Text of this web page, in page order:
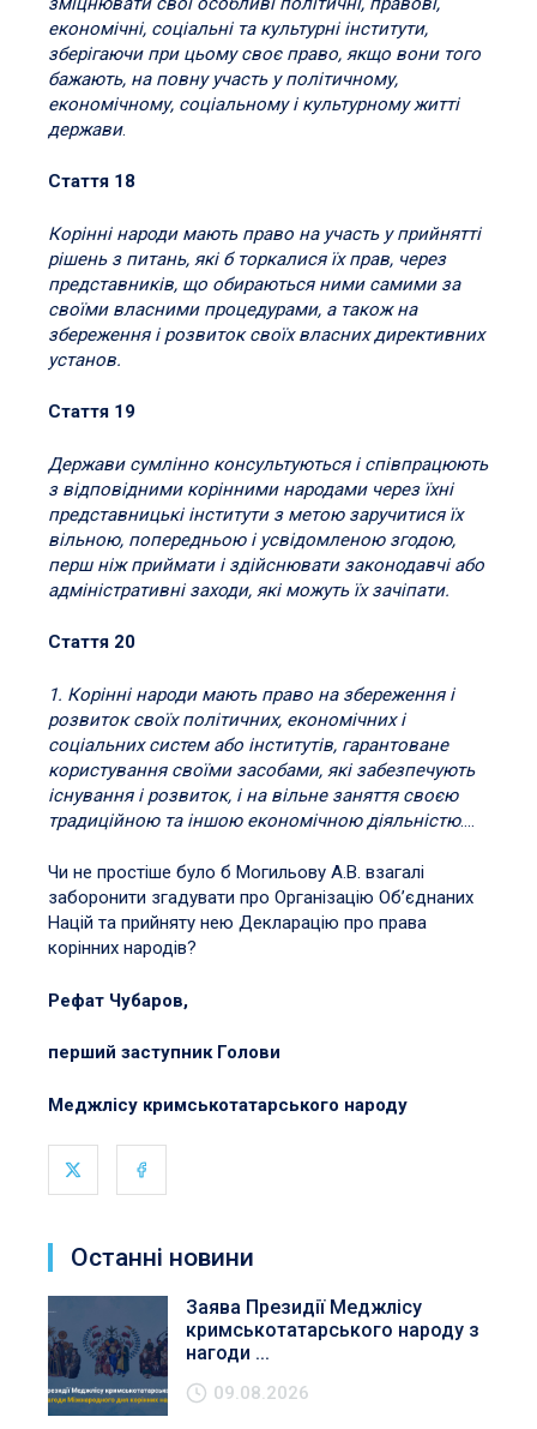
економічні, соціальні та культурні інститути,
зберігаючи при цьому своє право, якщо вони того
бажають, на повну участь у політичному,
економічному, соціальному і культурному житті
держави.
Стаття 18
Корінні народи мають право на участь у прийнятті
рішень з питань, які б торкалися їх прав, через
представників, що обираються ними самими за
своїми власними процедурами, а також на
збереження і розвиток своїх власних директивних
установ.
Стаття 19
Держави сумлінно консультуються і співпрацюють
з відповідними корінними народами через їхні
представницькі інститути з метою заручитися їх
вільною, попередньою і усвідомленою згодою,
перш ніж приймати і здійснювати законодавчі або
адміністративні заходи, які можуть їх зачіпати.
Стаття 20
1. Корінні народи мають право на збереження і
розвиток своїх політичних, економічних і
соціальних систем або інститутів, гарантоване
користування своїми засобами, які забезпечують
існування і розвиток, і на вільне заняття своєю
традиційною та іншою економічною діяльністю….
Чи не простіше було б Могильову А.В. взагалі
заборонити згадувати про Організацію Об’єднаних
Націй та прийняту нею Декларацію про права
корінних народів?
Рефат Чубаров,
перший заступник Голови
Меджлісу кримськотатарського народу
Останні новини
Заява Президії Меджлісу
кримськотатарського народу з
нагоди ...
09.08.2026